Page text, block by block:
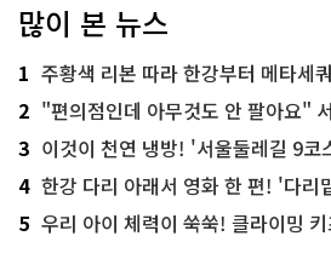
많이 본 뉴스
1 주황색 리본 따라 한강부터 메타세쿼이아
2 "편의점인데 아무것도 안 팔아요" 서울에서
3 이것이 천연 냉방! '서울둘레길 9코
4 한강 다리 아래서 영화 한 편! '다리
5 우리 아이 체력이 쑥쑥! 클라이밍